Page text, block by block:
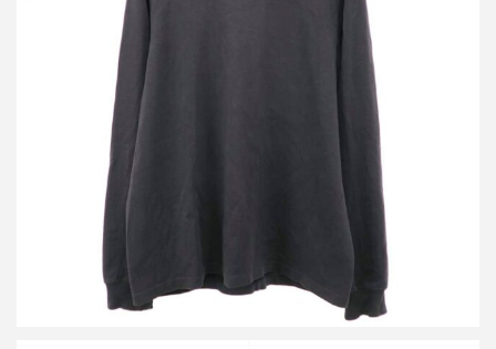
リックオウエンス 19SS ヘビーコットンクルーネックロングスリ